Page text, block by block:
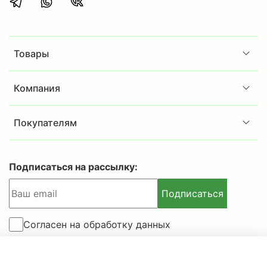
Товары
Компания
Покупателям
Подписаться на рассылку:
Подписаться
Согласен на обработку данных